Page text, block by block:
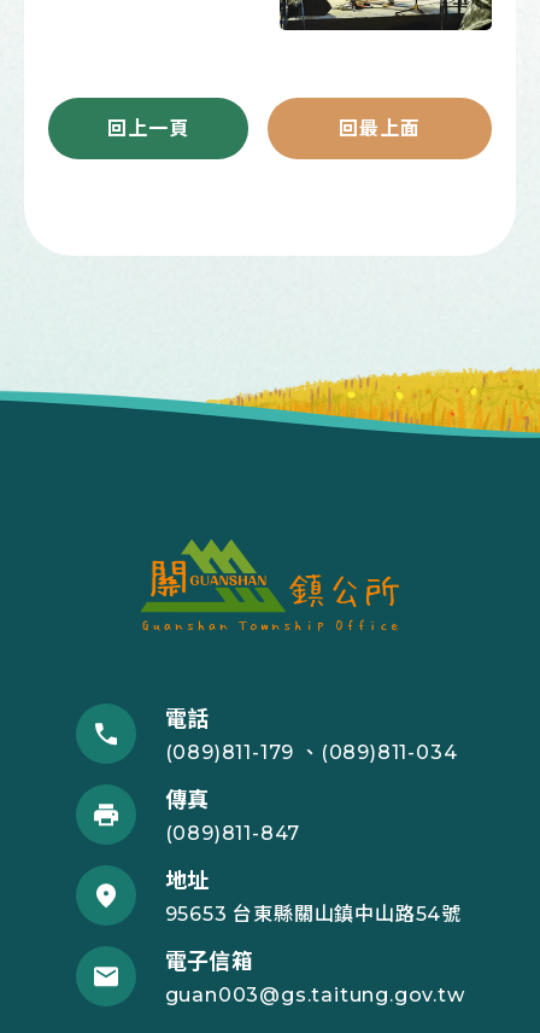
回上一頁 回最上面
電話
(089)811-179 、(089)811-034
傳真
(089)811-847
地址
95653 台東縣關山鎮中山路54號
電子信箱
guan003@gs.taitung.gov.tw